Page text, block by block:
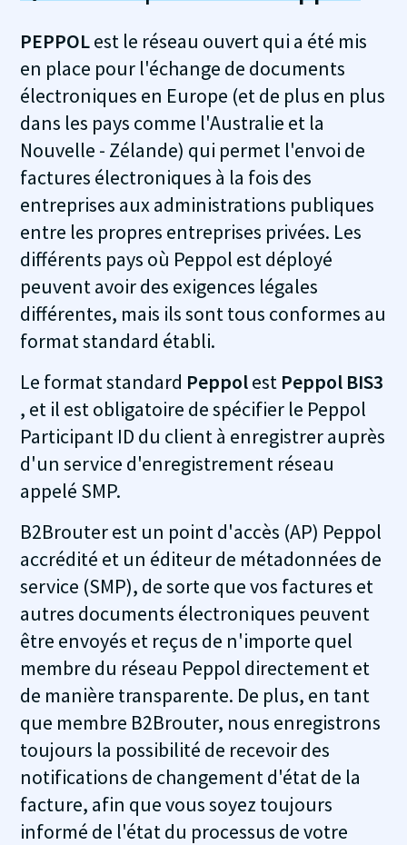
PEPPOLest le réseau ouvert qui a été mis
en place pour l'échange de documents
électroniques en Europe (et de plus en plus
dans les pays comme l'Australie et la
Nouvelle - Zélande) qui permet l'envoi de
factures électroniques à la fois des
entreprises aux administrations publiques
entre les propres entreprises privées. Les
différents pays où Peppol est déployé
peuvent avoir des exigences légales
différentes, mais ils sont tous conformes au
format standard établi.
Le format standard Peppolest Peppol BIS3
, et il est obligatoire de spécifier le Peppol
Participant ID du client à enregistrer auprès
d'un service d'enregistrement réseau
appelé SMP.
B2Brouter est un point d'accès (AP) Peppol
accrédité et un éditeur de métadonnées de
service (SMP), de sorte que vos factures et
autres documents électroniques peuvent
être envoyés et reçus de n'importe quel
membre du réseau Peppol directement et
de manière transparente. De plus, en tant
que membre B2Brouter, nous enregistrons
toujours la possibilité de recevoir des
notifications de changement d'état de la
facture, afin que vous soyez toujours
informé de l'état du processus de votre